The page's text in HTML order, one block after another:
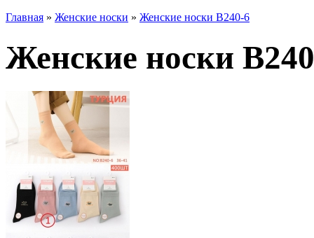
Главная » Женские носки » Женские носки B240-6
Женские носки